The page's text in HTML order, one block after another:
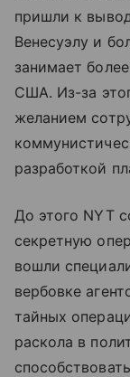
пришли к
Венесуэлу и
занимает
США. Из-за
желанием
разработкой
До этого NYT
секретную
вошли
вербовке
тайных
раскола в